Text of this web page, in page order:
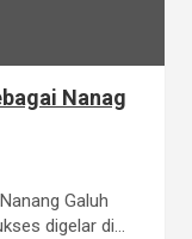
Nanag
Galuh
digelar di…